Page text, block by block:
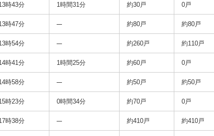
時43分 1時間31分 約30戸 0戸
時47分 約80戸 約80戸
時54分 約260戸 約110戸
時41分 1時間25分 約60戸 0戸
時58分 約50戸 約50戸
時23分 0時間34分 約70戸 0戸
時38分 約410戸 約410戸